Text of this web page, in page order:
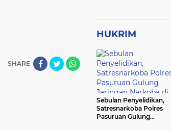
SHARE
HUKRIM
Sebulan Penyelidikan,
Satresnarkoba Polres
Pasuruan Gulung